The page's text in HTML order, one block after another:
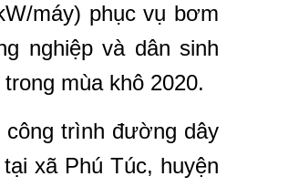
máy) phục vụ bơm
nghiệp và dân sinh
mùa khô 2020.
trình đường dây
xã Phú Túc, huyện